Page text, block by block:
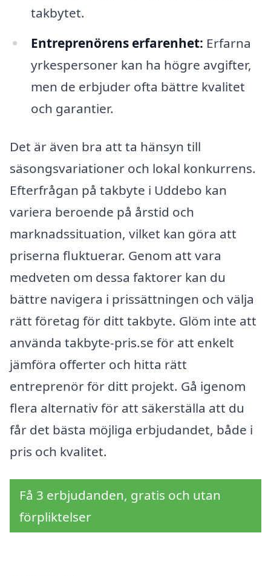
takbytet.
Entreprenörens erfarenhet: Erfarna
yrkespersoner kan ha högre avgifter,
men de erbjuder ofta bättre kvalitet
och garantier.
Det är även bra att ta hänsyn till
säsongsvariationer och lokal konkurrens.
Efterfrågan på takbyte i Uddebo kan
variera beroende på årstid och
marknadssituation, vilket kan göra att
priserna fluktuerar. Genom att vara
medveten om dessa faktorer kan du
bättre navigera i prissättningen och välja
rätt företag för ditt takbyte. Glöm inte att
använda takbyte-pris.se för att enkelt
jämföra offerter och hitta rätt
entreprenör för ditt projekt. Gå igenom
flera alternativ för att säkerställa att du
får det bästa möjliga erbjudandet, både i
pris och kvalitet.
Få 3 erbjudanden, gratis och utan
förpliktelser